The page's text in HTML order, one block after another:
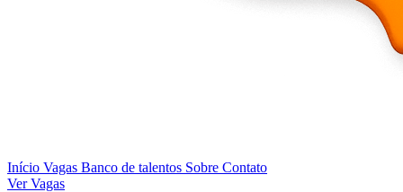
Início Vagas Banco de talentos Sobre Contato
Ver Vagas